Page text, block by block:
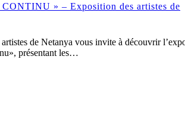
» – Exposition des artistes de
de Netanya vous invite à découvrir
présentant les…